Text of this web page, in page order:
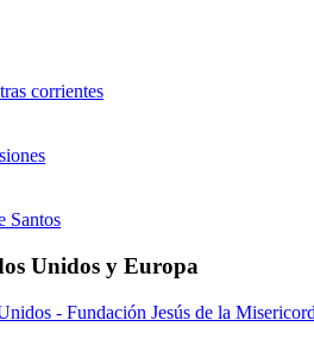
corrientes
Santos
Unidos y Europa